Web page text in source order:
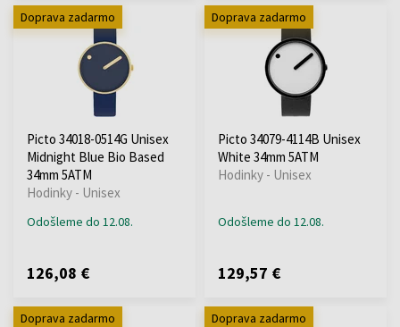
Doprava zadarmo
Picto 34018-0514G Unisex
Midnight Blue Bio Based
34mm 5ATM
Hodinky - Unisex
Odošleme do 12.08.
126,08 €
Doprava zadarmo
Picto 34079-4114B Unisex
White 34mm 5ATM
Hodinky - Unisex
Odošleme do 12.08.
129,57 €
Doprava zadarmo Doprava zadarmo